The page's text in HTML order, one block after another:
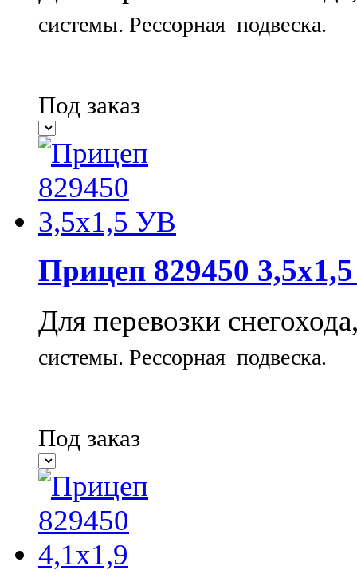
системы. Рессорная подвеска.
Под заказ
Прицеп 829450
Для перевозки
системы. Рессорная подвеска.
Под заказ